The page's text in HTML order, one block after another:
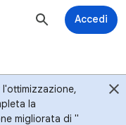
Accedi
la
migliorata di "